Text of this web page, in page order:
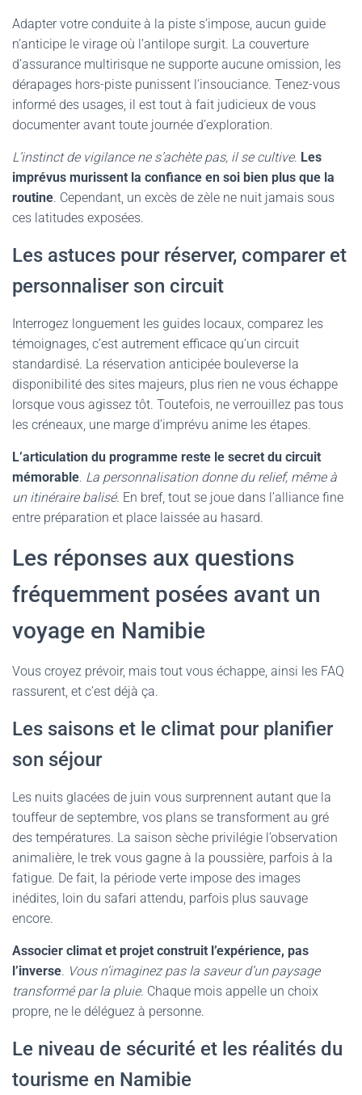
Adapter votre conduite à la piste s’impose, aucun guide
n’anticipe le virage où l’antilope surgit. La couverture
d’assurance multirisque ne supporte aucune omission, les
dérapages hors-piste punissent l’insouciance. Tenez-vous
informé des usages, il est tout à fait judicieux de vous
documenter avant toute journée d’exploration.
L’instinct de vigilance ne s’achète pas, il se cultive. Les
imprévus murissent la confiance en soi bien plus que la
routine. Cependant, un excès de zèle ne nuit jamais sous
ces latitudes exposées.
Les astuces pour réserver, comparer et
personnaliser son circuit
Interrogez longuement les guides locaux, comparez les
témoignages, c’est autrement efficace qu’un circuit
standardisé. La réservation anticipée bouleverse la
disponibilité des sites majeurs, plus rien ne vous échappe
lorsque vous agissez tôt. Toutefois, ne verrouillez pas tous
les créneaux, une marge d’imprévu anime les étapes.
L’articulation du programme reste le secret du circuit
mémorable. La personnalisation donne du relief, même à
un itinéraire balisé. En bref, tout se joue dans l’alliance fine
entre préparation et place laissée au hasard.
Les réponses aux questions
fréquemment posées avant un
voyage en Namibie
Vous croyez prévoir, mais tout vous échappe, ainsi les FAQ
rassurent, et c’est déjà ça.
Les saisons et le climat pour planifier
son séjour
Les nuits glacées de juin vous surprennent autant que la
touffeur de septembre, vos plans se transforment au gré
des températures. La saison sèche privilégie l’observation
animalière, le trek vous gagne à la poussière, parfois à la
fatigue. De fait, la période verte impose des images
inédites, loin du safari attendu, parfois plus sauvage
encore.
Associer climat et projet construit l’expérience, pas
l’inverse. Vous n’imaginez pas la saveur d’un paysage
transformé par la pluie. Chaque mois appelle un choix
propre, ne le déléguez à personne.
Le niveau de sécurité et les réalités du
tourisme en Namibie